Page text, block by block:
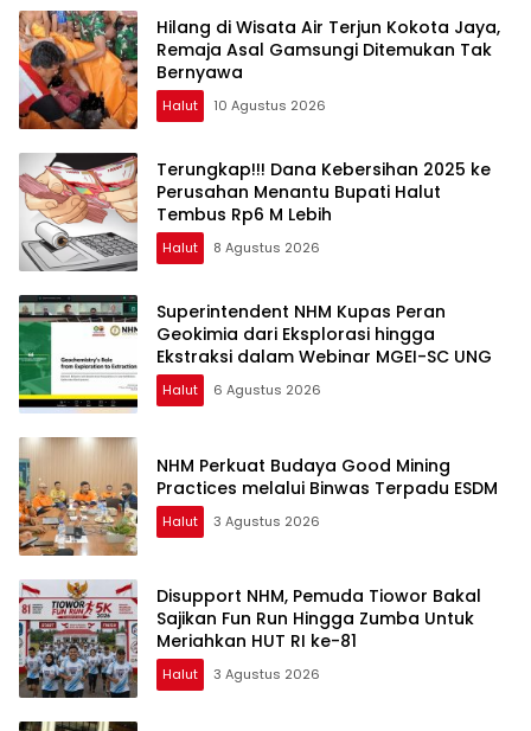
Hilang di Wisata Air Terjun Kokota Jaya,
Remaja Asal Gamsungi Ditemukan Tak
Bernyawa
Halut 10 Agustus 2026
Terungkap!!! Dana Kebersihan 2025 ke
Perusahan Menantu Bupati Halut
Tembus Rp6 M Lebih
Halut 8 Agustus 2026
Superintendent NHM Kupas Peran
Geokimia dari Eksplorasi hingga
Ekstraksi dalam Webinar MGEI-SC UNG
Halut 6 Agustus 2026
NHM Perkuat Budaya Good Mining
Practices melalui Binwas Terpadu ESDM
Halut 3 Agustus 2026
Disupport NHM, Pemuda Tiowor Bakal
Sajikan Fun Run Hingga Zumba Untuk
Meriahkan HUT RI ke-81
Halut 3 Agustus 2026